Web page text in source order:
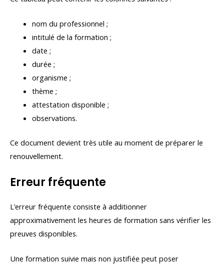
nom du professionnel ;
intitulé de la formation ;
date ;
durée ;
organisme ;
thème ;
attestation disponible ;
observations.
Ce document devient très utile au moment de préparer le
renouvellement.
Erreur fréquente
L’erreur fréquente consiste à additionner
approximativement les heures de formation sans vérifier les
preuves disponibles.
Une formation suivie mais non justifiée peut poser